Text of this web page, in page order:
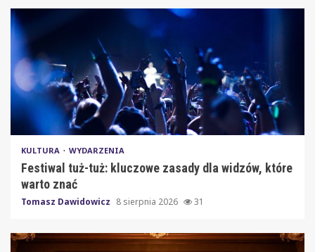
KULTURA WYDARZENIA
Festiwal tuż-tuż: kluczowe zasady dla widzów, które
warto znać
Tomasz Dawidowicz 8 sierpnia 2026 31